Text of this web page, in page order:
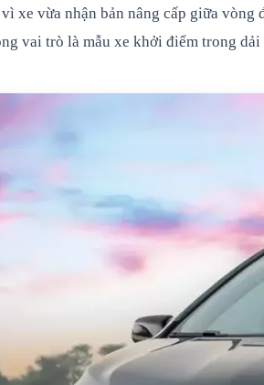
xe vừa nhận bản nâng cấp giữa
vai trò là mẫu xe khởi điểm trong dải